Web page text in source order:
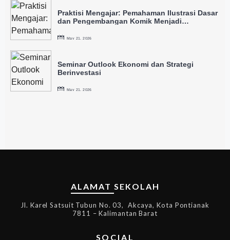
Praktisi Mengajar: Pemahaman Ilustrasi Dasar
dan Pengembangan Komik Menjadi
May 21, 2026
Seminar Outlook Ekonomi dan Strategi
Berinvestasi
May 21, 2026
ALAMAT SEKOLAH
Jl. Karel Satsuit Tubun No. 03, Akcaya, Kota Pontianak
7811 – Kalimantan Barat
SOCIAL